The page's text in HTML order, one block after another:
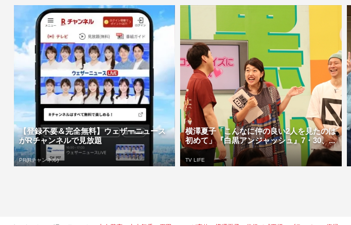
【登録不要＆完全無料】ウェザーニュース
がRチャンネルで見放題
PR(Rチャンネル)
横澤夏子「こんなに仲の良い2人を見たのは
初めて」『白黒アンジャッシュ』7・30、...
TV LIFE